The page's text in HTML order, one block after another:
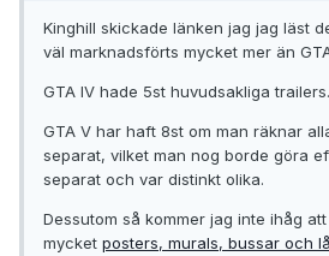
Kinghill skickade länken jag jag läst
väl marknadsförts mycket mer än
GTA IV hade 5st huvudsakliga trailers.
GTA V har haft 8st om man räknar
separat, vilket man nog borde göra
separat och var distinkt olika.
Dessutom så kommer jag inte ihåg
mycket posters, murals, bussar och